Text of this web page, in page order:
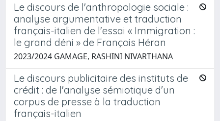
Le discours de l'anthropologie sociale :
analyse argumentative et traduction
français-italien de l'essai « Immigration :
le grand déni » de François Héran
2023/2024 GAMAGE, RASHINI NIVARTHANA
Le discours publicitaire des instituts de
crédit : de l'analyse sémiotique d'un
corpus de presse à la traduction
français-italien